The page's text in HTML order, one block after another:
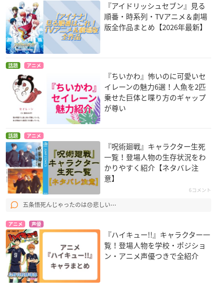
『アイドリッシュセブン』見る
順番・時系列・TVアニメ＆劇場
版全作品まとめ【2026年最新】
話題 アニメ
『ちいかわ』怖いのに可愛いセ
イレーンの魅力6選！人魚を2匹
乗せた巨体と喋り方のギャップ
が尊い
話題 アニメ
『呪術廻戦』キャラクター生死
一覧！登場人物の生存状況をわ
かりやすく紹介【ネタバレ注
意】
6コメント
五条悟死んじゃったのは😞悲しい⋯
アニメ 声優
『ハイキュー!!』キャラクター一
覧！登場人物を学校・ポジショ
ン・アニメ声優つきで全紹介